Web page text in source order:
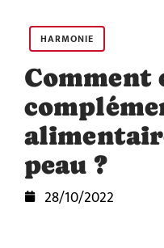
HARMONIE
Comment
peau ?
28/10/2022